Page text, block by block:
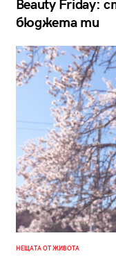
Beauty Friday:
бюджета ти
НЕЩАТА ОТ ЖИВОТА